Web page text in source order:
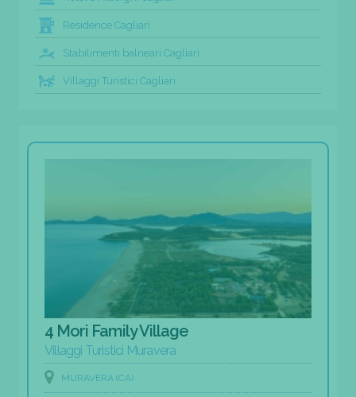
Residence Cagliari
Stabilimenti balneari Cagliari
Villaggi Turistici Cagliari
4 Mori Family Village
Villaggi Turistici Muravera
MURAVERA (CA)